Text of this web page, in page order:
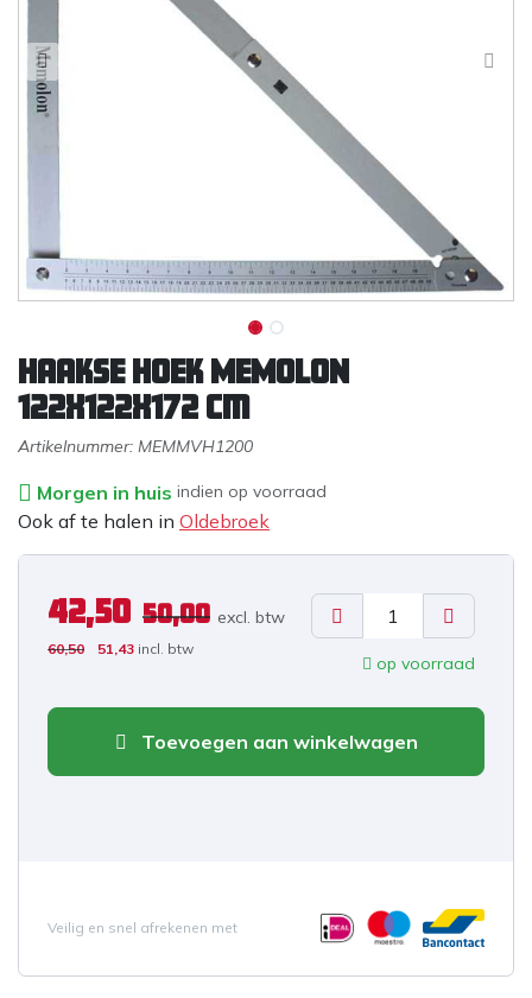
Haakse hoek MEMOLON
122x122x172 cm
Artikelnummer: MEMMVH1200
Morgen in huis indien op voorraad
Ook af te halen in Oldebroek
42,50 50,00 excl. btw
60,50 51,43 incl. btw
op voorraad
Toevoegen aan winkelwagen
Veilig en snel afrekenen met